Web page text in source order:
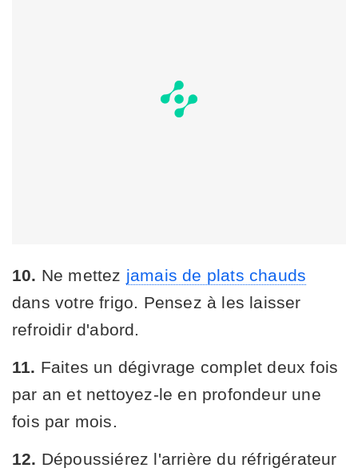
10. Ne mettez jamais de plats chauds
dans votre frigo. Pensez à les laisser
refroidir d'abord.
11. Faites un dégivrage complet deux fois
par an et nettoyez-le en profondeur une
fois par mois.
12. Dépoussiérez l'arrière du réfrigérateur